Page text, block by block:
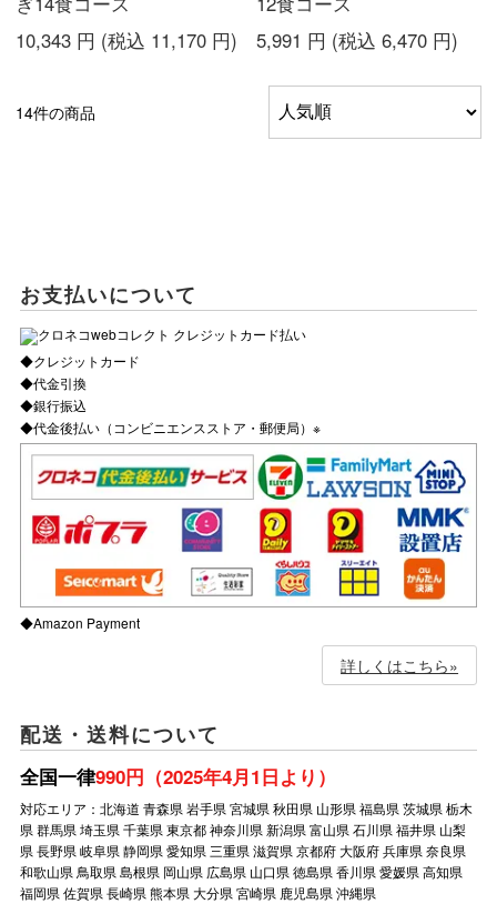
10,343 円 (税込 11,170 円)
5,991 円 (税込 6,470 円)
14件の商品
お支払いについて
◆クレジットカード
◆代金引換
◆銀行振込
◆代金後払い（コンビニエンスストア・郵便局）※
◆Amazon Payment
詳しくはこちら»
配送・送料について
全国一律990円（2025年4月1日より）
対応エリア：北海道 青森県 岩手県 宮城県 秋田県 山形県 福島県 茨城県 栃木
県 群馬県 埼玉県 千葉県 東京都 神奈川県 新潟県 富山県 石川県 福井県 山梨
県 長野県 岐阜県 静岡県 愛知県 三重県 滋賀県 京都府 大阪府 兵庫県 奈良県
和歌山県 鳥取県 島根県 岡山県 広島県 山口県 徳島県 香川県 愛媛県 高知県
福岡県 佐賀県 長崎県 熊本県 大分県 宮崎県 鹿児島県 沖縄県